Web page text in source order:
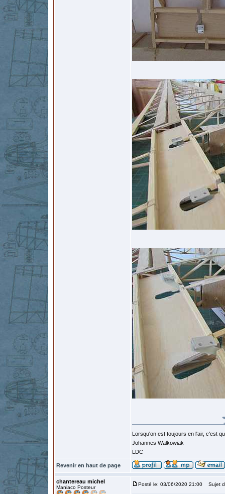
Lorsqu'on est toujours en l'air, c'est
Johannes Walkowiak
LDC
Revenir en haut de page
chantereau michel
Maniaco Posteur
Posté le: 03/06/2020 21:00 Sujet